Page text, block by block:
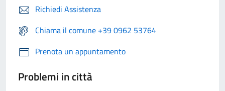
Richiedi Assistenza
Chiama il comune +39 0962 53764
Prenota un appuntamento
Problemi in città